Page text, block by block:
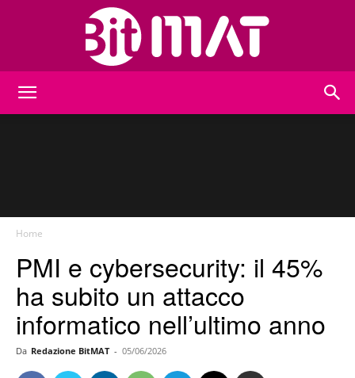
Home
PMI e cybersecurity: il 45%
ha subito un attacco
informatico nell’ultimo anno
Da Redazione BitMAT - 05/06/2026